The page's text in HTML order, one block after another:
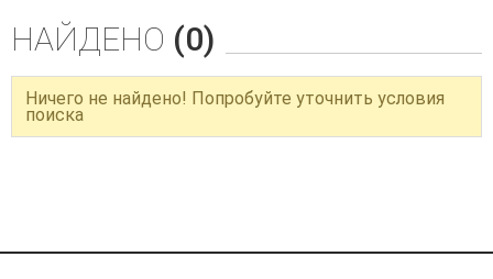
НАЙДЕНО (0)
Ничего не найдено! Попробуйте уточнить условия
поиска